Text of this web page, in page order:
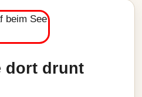
dort drunt